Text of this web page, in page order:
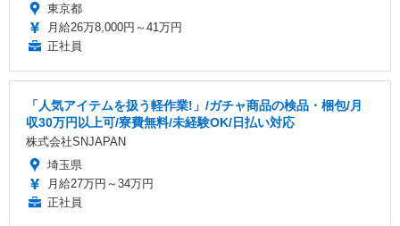
東京都
月給26万8,000円～41万円
正社員
「人気アイテムを扱う軽作業!」/ガチャ商品の検品・梱包/月
収30万円以上可/寮費無料/未経験OK/日払い対応
株式会社SNJAPAN
埼玉県
月給27万円～34万円
正社員